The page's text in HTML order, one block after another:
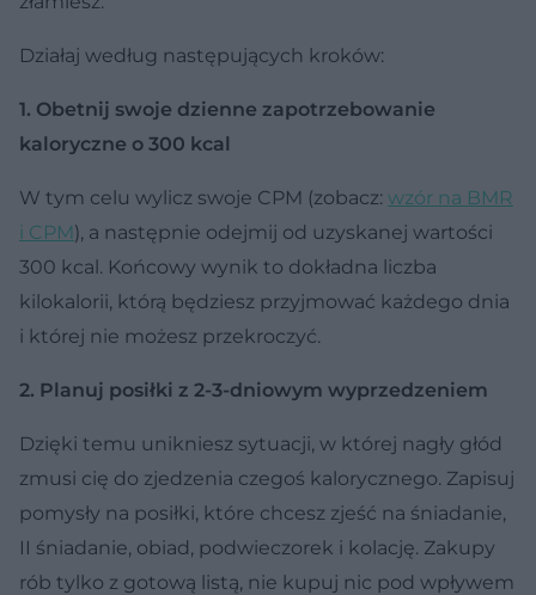
Działaj według następujących kroków:
1. Obetnij swoje dzienne zapotrzebowanie
kaloryczne o 300 kcal
W tym celu wylicz swoje CPM (zobacz: wzór na BMR
i CPM), a następnie odejmij od uzyskanej wartości
300 kcal. Końcowy wynik to dokładna liczba
kilokalorii, którą będziesz przyjmować każdego dnia
i której nie możesz przekroczyć.
2. Planuj posiłki z 2-3-dniowym wyprzedzeniem
Dzięki temu unikniesz sytuacji, w której nagły głód
zmusi cię do zjedzenia czegoś kalorycznego. Zapisuj
pomysły na posiłki, które chcesz zjeść na śniadanie,
II śniadanie, obiad, podwieczorek i kolację. Zakupy
rób tylko z gotową listą, nie kupuj nic pod wpływem